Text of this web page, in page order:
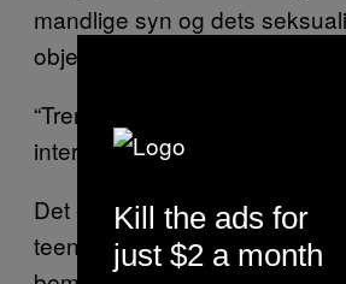
mandlige syn og dets
objektivering,” siger hun.
“Trendy russiske piger er ikke
interesserede i
Det er fristende at drage en
teenagepiger kan lide
Kill the ads for
just $2 a month